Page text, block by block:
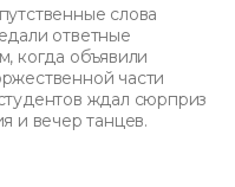
слова
ответные
когда объявили
части
ждал сюрприз
и вечер танцев.